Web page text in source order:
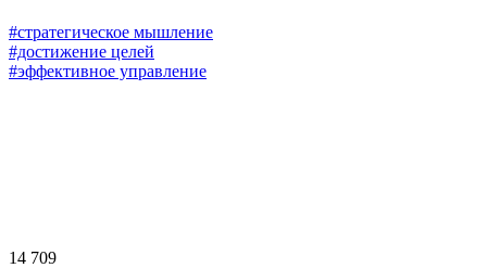
#стратегическое мышление
#достижение целей
#эффективное управление
14 709